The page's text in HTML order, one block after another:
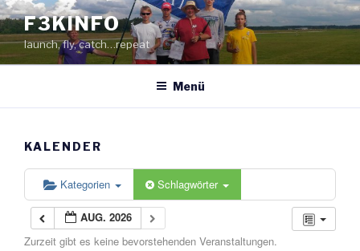
Zum
Inhalt
springen
F3KINFO
launch, fly, catch…repeat
Menü
KALENDER
Kategorien Schlagwörter
AUG. 2026
Zurzeit gibt es keine bevorstehenden Veranstaltungen.